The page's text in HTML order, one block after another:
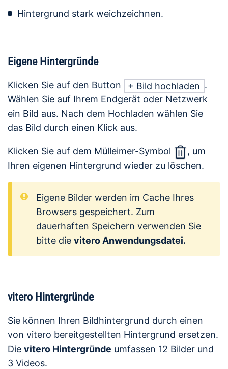
Hintergrund stark weichzeichnen.
Eigene Hintergründe
Klicken Sie auf den Button + Bild hochladen .
Wählen Sie auf Ihrem Endgerät oder Netzwerk
ein Bild aus. Nach dem Hochladen wählen Sie
das Bild durch einen Klick aus.
Klicken Sie auf dem Mülleimer-Symbol
, um
Ihren eigenen Hintergrund wieder zu löschen.
Eigene Bilder werden im Cache Ihres
Browsers gespeichert. Zum
dauerhaften Speichern verwenden Sie
bitte die vitero Anwendungsdatei.
vitero Hintergründe
Sie können Ihren Bildhintergrund durch einen
von vitero bereitgestellten Hintergrund ersetzen.
Die vitero Hintergründe umfassen 12 Bilder und
3 Videos.